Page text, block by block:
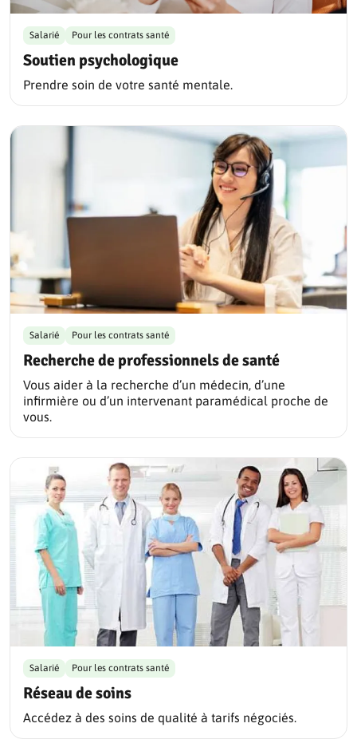
Soutien psychologique
Salarié Pour les contrats santé
Prendre soin de votre santé mentale.
Recherche de professionnels de santé
Salarié Pour les contrats santé
Vous aider à la recherche d’un médecin, d’une
infirmière ou d’un intervenant paramédical proche de
vous.
Réseau de soins
Salarié Pour les contrats santé
Accédez à des soins de qualité à tarifs négociés.